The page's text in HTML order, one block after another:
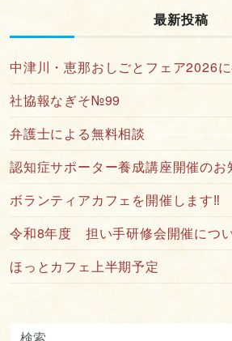
最新投稿
中津川・恵那おしごとフェア2026に
社協報なぎそ№99
弁護士による無料相談
認知症サポーター養成講座開催のお
ボランティアカフェを開催します‼
令和8年度 担い手研修会開催につ
ほっとカフェ上半期予定